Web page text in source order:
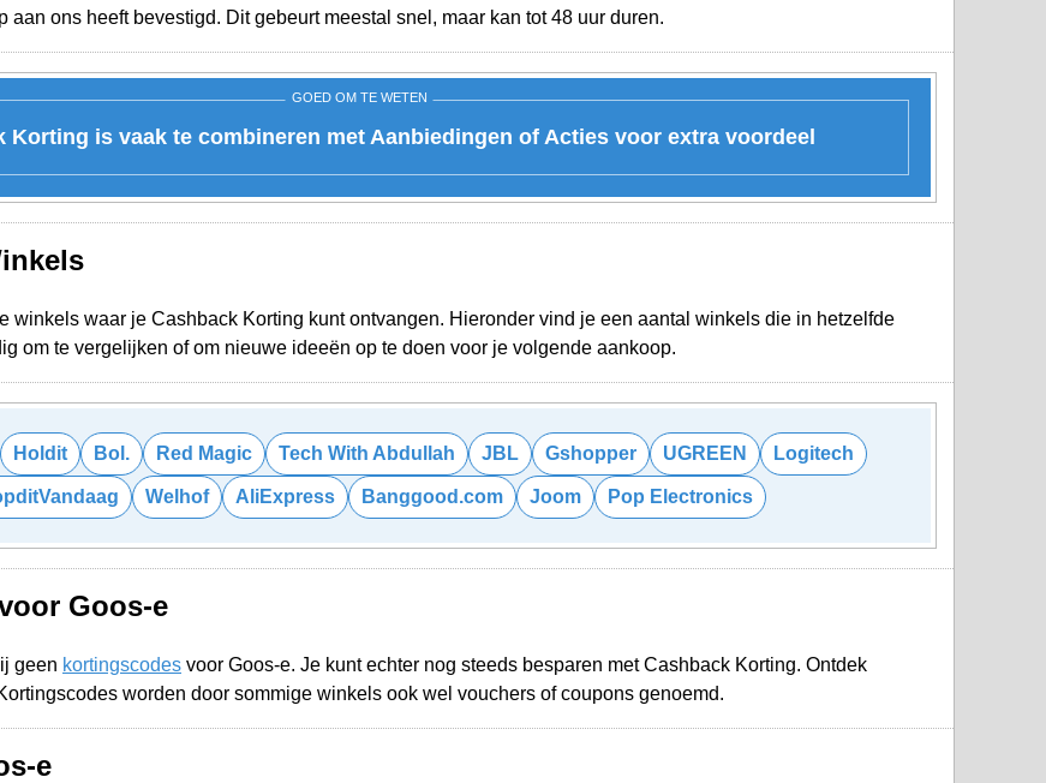
aan ons heeft bevestigd. Dit gebeurt meestal snel, maar kan tot 48 uur duren.
GOED OM TE WETEN
Korting is vaak te combineren met Aanbiedingen of Acties voor extra voordeel
winkels waar je Cashback Korting kunt ontvangen. Hieronder vind je een aantal winkels die in hetzelfde
om te vergelijken of om nieuwe ideeën op te doen voor je volgende aankoop.
Holdit Bol. Red Magic Tech With Abdullah JBL Gshopper UGREEN Logitech
Welhof AliExpress Banggood.com Joom Pop Electronics
Goos-e
geen kortingscodes voor Goos-e. Je kunt echter nog steeds besparen met Cashback Korting. Ontdek
worden door sommige winkels ook wel vouchers of coupons genoemd.
e